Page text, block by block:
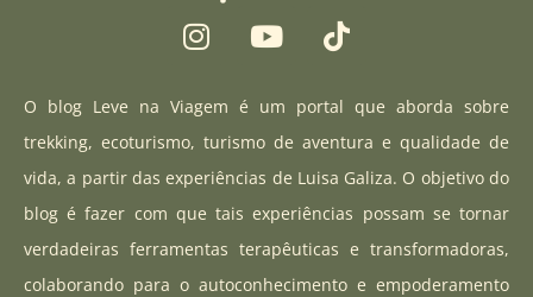
I
n
t
a
g
a
m
Y
o
t
u
b
T
i
t
o
k
O blog Leve na Viagem é um portal que aborda sobre
trekking, ecoturismo, turismo de aventura e qualidade de
vida, a partir das experiências de Luisa Galiza. O objetivo do
blog é fazer com que tais experiências possam se tornar
verdadeiras ferramentas terapêuticas e transformadoras,
colaborando para o autoconhecimento e empoderamento